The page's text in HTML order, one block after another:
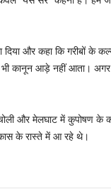
दिया और कहा कि गरीबों
कानून आड़े नहीं आता। अगर
और मेलघाट में कुपोषण के
के रास्ते में आ रहे थे।